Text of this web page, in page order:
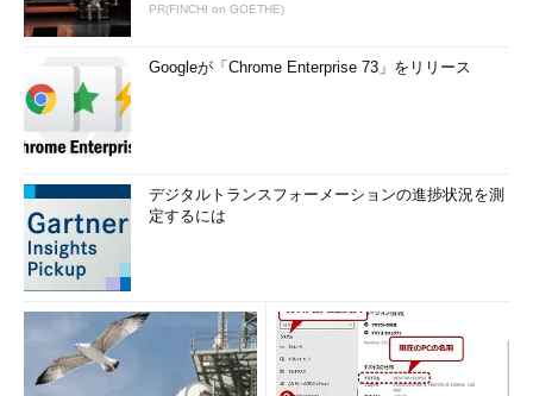
PR(FINCHI on GOETHE)
Googleが「Chrome Enterprise 73」をリリース
デジタルトランスフォーメーションの進捗状況を測
定するには